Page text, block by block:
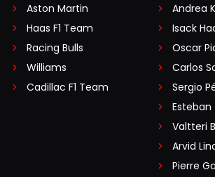
Aston Martin
Haas F1 Team
Racing Bulls
Williams
Cadillac F1 Team
Andrea
Isack
Oscar
Carlos
Sergio
Esteban
Valtteri
Arvid
Pierre